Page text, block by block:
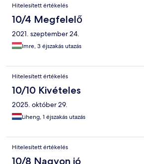
Hitelesített értékelés
10/4 Megfelelő
2021. szeptember 24.
Imre, 3 éjszakás utazás
Hitelesített értékelés
10/10 Kivételes
2025. október 29.
Liheng, 1 éjszakás utazás
Hitelesített értékelés
10/8 Nagyon jó